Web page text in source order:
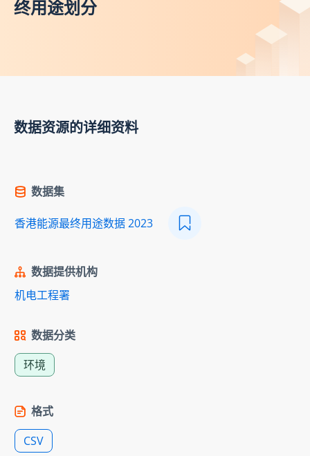
终用途划分
数据资源的详细资料
数据集
香港能源最终用途数据 2023
数据提供机构
机电工程署
数据分类
环境
格式
CSV